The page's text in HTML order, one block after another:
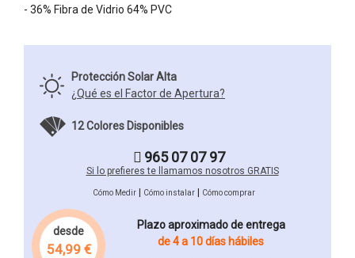
- 36% Fibra de Vidrio 64% PVC
Protección Solar Alta
¿Qué es el Factor de Apertura?
12 Colores Disponibles
965 07 07 97
Si lo prefieres te llamamos nosotros GRATIS
Cómo Medir| Cómo instalar| Cómo comprar
desde
54,99 €
Plazo aproximado de entrega
de 4 a 10 días hábiles